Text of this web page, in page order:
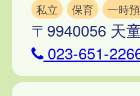
私立
保育 一時
〒9940056 天
023-651-